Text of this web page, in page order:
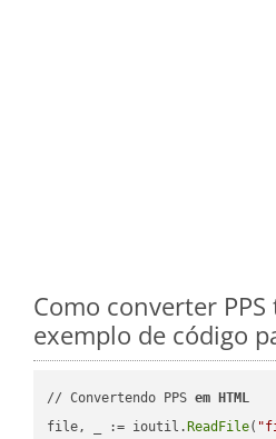
Como converter PPS
exemplo de código
// Convertendo PPS em
HTML
file, _ := ioutil. ReadFile(